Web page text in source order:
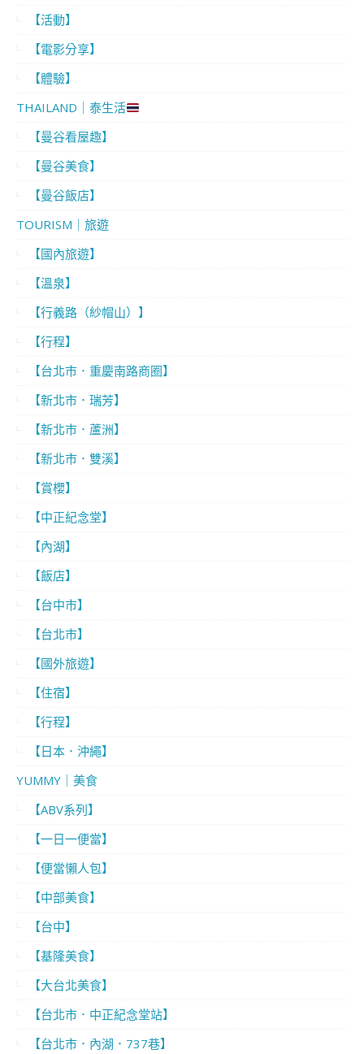
【活動】
【電影分享】
【體驗】
THAILAND｜泰生活
【曼谷看屋趣】
【曼谷美食】
【曼谷飯店】
TOURISM｜旅遊
【國內旅遊】
【溫泉】
【行義路（紗帽山）】
【行程】
【台北市．重慶南路商圈】
【新北市．瑞芳】
【新北市．蘆洲】
【新北市．雙溪】
【賞櫻】
【中正紀念堂】
【內湖】
【飯店】
【台中市】
【台北市】
【國外旅遊】
【住宿】
【行程】
【日本．沖繩】
YUMMY｜美食
【ABV系列】
【一日一便當】
【便當懶人包】
【中部美食】
【台中】
【基隆美食】
【大台北美食】
【台北市．中正紀念堂站】
【台北市．內湖．737巷】